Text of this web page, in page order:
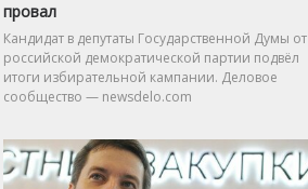
провал
Кандидат в депутаты Государственной Думы от
российской демократической партии подвёл
итоги избирательной кампании. Деловое
сообщество — newsdelo.com